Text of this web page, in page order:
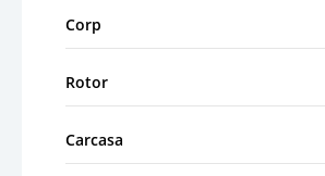
Corp
Rotor
Carcasa